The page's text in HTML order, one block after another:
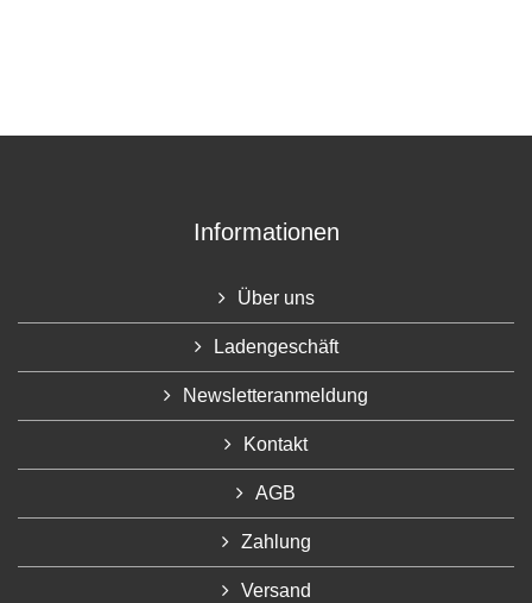
Informationen
Über uns
Ladengeschäft
Newsletteranmeldung
Kontakt
AGB
Zahlung
Versand